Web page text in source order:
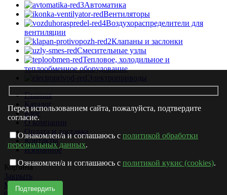
Автоматика
Вентиляторы
Воздухораспределители для
вентиляции
Клапаны и заслонки
Смесительные узлы
Тепловое, холодильное и
теплообменное оборудование
Электроприводы
Главная
Каталог
Блог
О компании
Оплата и доставка
Контакты
Избранное
Корзина
Закрыть
Перед использованием сайта, пожалуйста, подтвердите
согласие.
Ознакомлен/а и соглашаюсь с политикой обработки
персональных данных.
Ознакомлен/а и соглашаюсь с политикой кукис (cookies).
Магазин